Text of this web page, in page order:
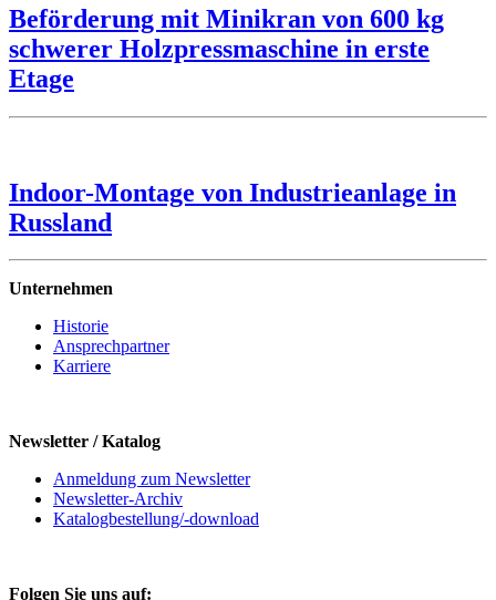
Beförderung mit Minikran von 600 kg
schwerer Holzpressmaschine in erste
Etage
Indoor-Montage von Industrieanlage in
Russland
Unternehmen
Historie
Ansprechpartner
Karriere
Newsletter / Katalog
Anmeldung zum Newsletter
Newsletter-Archiv
Katalogbestellung/-download
Folgen Sie uns auf: